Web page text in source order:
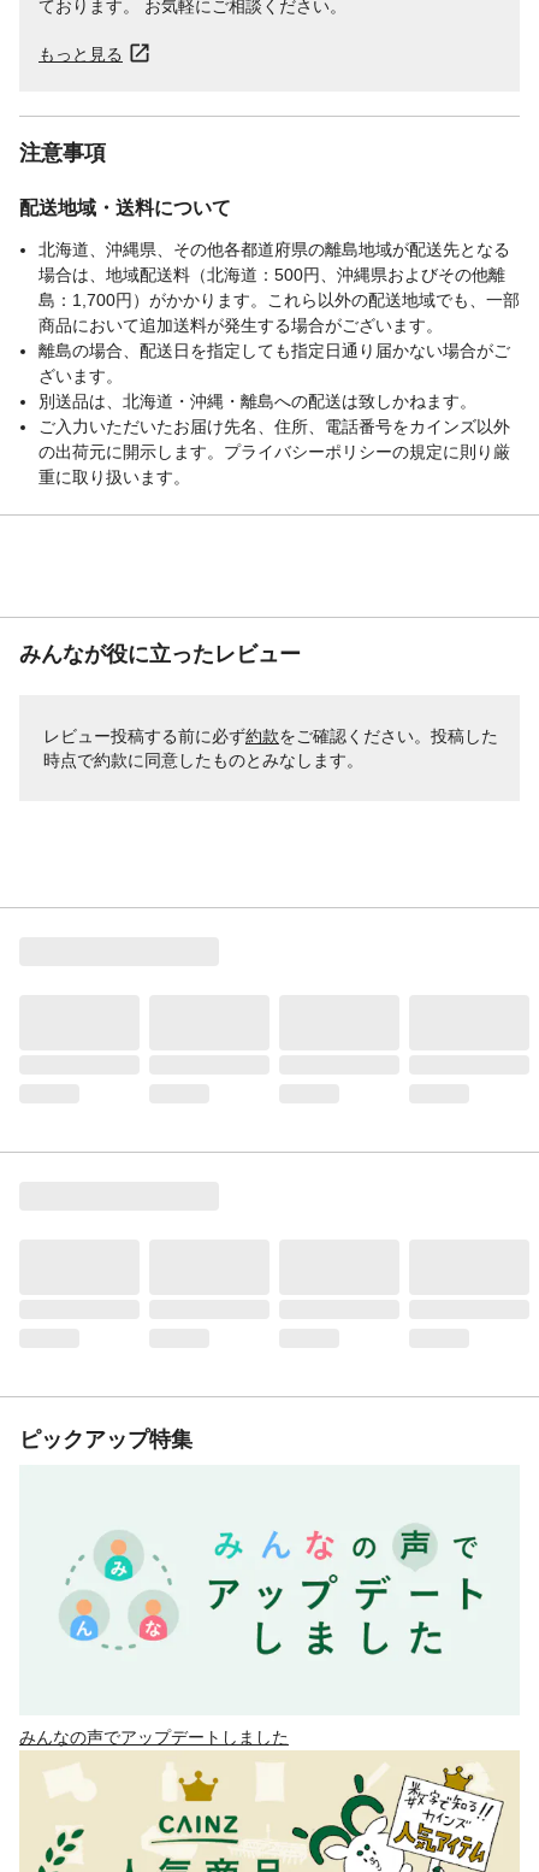
ております。 お気軽にご相談ください。
もっと見る
注意事項
配送地域・送料について
北海道、沖縄県、その他各都道府県の離島地域が配送先となる
場合は、地域配送料（北海道：500円、沖縄県およびその他離
島：1,700円）がかかります。これら以外の配送地域でも、一部
商品において追加送料が発生する場合がございます。
離島の場合、配送日を指定しても指定日通り届かない場合がご
ざいます。
別送品は、北海道・沖縄・離島への配送は致しかねます。
ご入力いただいたお届け先名、住所、電話番号をカインズ以外
の出荷元に開示します。プライバシーポリシーの規定に則り厳
重に取り扱います。
みんなが役に立ったレビュー
レビュー投稿する前に必ず約款をご確認ください。投稿した
時点で約款に同意したものとみなします。
ピックアップ特集
みんなの声でアップデートしました